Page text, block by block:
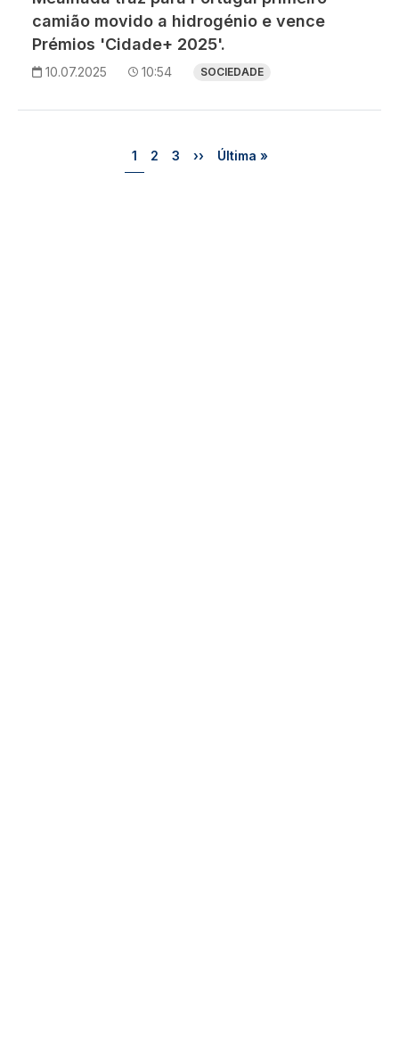
camião movido a hidrogénio e vence
Prémios 'Cidade+ 2025'.
10.07.2025 10:54 SOCIEDADE
Página
1 Página
2 Página
3 Próxima página
›› Última página
Última »